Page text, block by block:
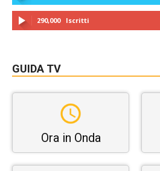
290,000 Iscritti
GUIDA TV
Ora in Onda